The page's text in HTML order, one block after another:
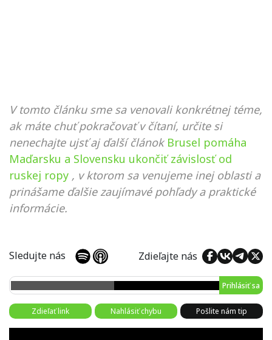
V tomto článku sme sa venovali konkrétnej téme,
ak máte chuť pokračovať v čítaní, určite si
nenechajte ujsť aj ďalší článok Brusel pomáha
Maďarsku a Slovensku ukončiť závislosť od
ruskej ropy , v ktorom sa venujeme inej oblasti a
prinášame ďalšie zaujímavé pohľady a praktické
informácie.
Sledujte nás Zdieľajte nás
Prihlásiť sa
Zdieľať link Nahlásiť chybu Pošlite nám tip